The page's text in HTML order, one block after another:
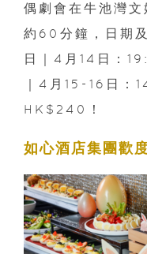
偶劇會在牛池灣
約60分鐘，日期
日｜4月14日：
｜4月15-16日：
HK$240！
如心酒店集團歡